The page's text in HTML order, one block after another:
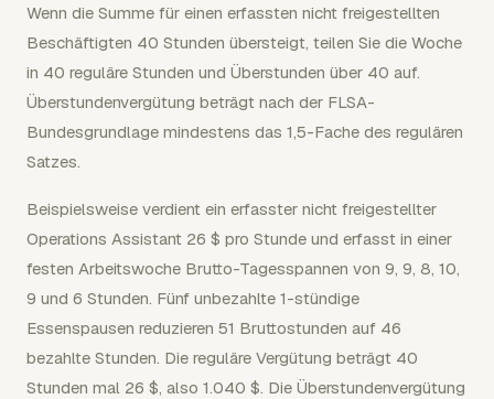
Wenn die Summe für einen erfassten nicht freigestellten
Beschäftigten 40 Stunden übersteigt, teilen Sie die Woche
in 40 reguläre Stunden und Überstunden über 40 auf.
Überstundenvergütung beträgt nach der FLSA-
Bundesgrundlage mindestens das 1,5-Fache des regulären
Satzes.
Beispielsweise verdient ein erfasster nicht freigestellter
Operations Assistant 26 $ pro Stunde und erfasst in einer
festen Arbeitswoche Brutto-Tagesspannen von 9, 9, 8, 10,
9 und 6 Stunden. Fünf unbezahlte 1-stündige
Essenspausen reduzieren 51 Bruttostunden auf 46
bezahlte Stunden. Die reguläre Vergütung beträgt 40
Stunden mal 26 $, also 1.040 $. Die Überstundenvergütung